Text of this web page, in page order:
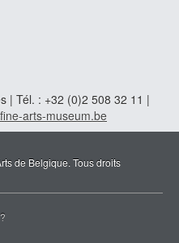
| Tél. : +32 (0)2 508 32 11 |
arts-museum.be
de Belgique. Tous droits